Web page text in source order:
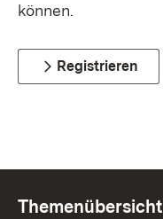
können.
Registrieren
Themenübersicht